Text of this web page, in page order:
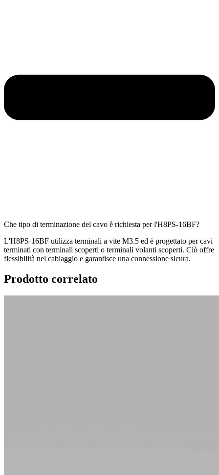
Che tipo di terminazione del cavo è richiesta per l'H8PS-16BF?
L'H8PS-16BF utilizza terminali a vite M3.5 ed è progettato per cavi
terminati con terminali scoperti o terminali volanti scoperti. Ciò offre
flessibilità nel cablaggio e garantisce una connessione sicura.
Prodotto correlato